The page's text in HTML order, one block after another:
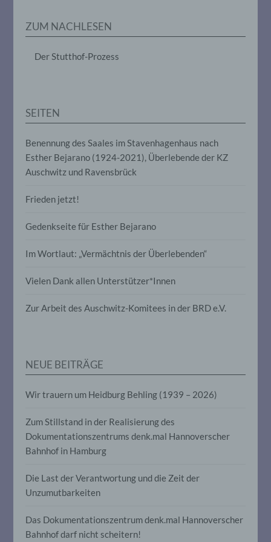
ZUM NACHLESEN
Der Stutthof-Prozess
SEITEN
Benennung des Saales im Stavenhagenhaus nach
Esther Bejarano (1924-2021), Überlebende der KZ
Auschwitz und Ravensbrück
Frieden jetzt!
Gedenkseite für Esther Bejarano
Im Wortlaut: „Vermächtnis der Überlebenden“
Vielen Dank allen Unterstützer*Innen
Zur Arbeit des Auschwitz-Komitees in der BRD e.V.
NEUE BEITRÄGE
Wir trauern um Heidburg Behling (1939 – 2026)
Zum Stillstand in der Realisierung des
Dokumentationszentrums denk.mal Hannoverscher
Bahnhof in Hamburg
Die Last der Verantwortung und die Zeit der
Unzumutbarkeiten
Das Dokumentationszentrum denk.mal Hannoverscher
Bahnhof darf nicht scheitern!
Anpassung oder Veränderung, das
Auslesen, das Abfragen, die Verwendung,
Verbreitung oder eine andere Form der
Einschränkung der Verarbeitung ist die
Markierung gespeicherter
e) Profiling
Profiling ist jede Art der automatisierten
die darin besteht, dass diese
werden, um bestimmte persönliche
Aspekte, die sich auf eine natürliche
Gesundheit, persönlicher Vorlieben,
Interessen, Zuverlässigkeit, Verhalten,
natürlichen Person zu analysieren oder
vorherzusagen.
f) Pseudonymisierung
personenbezogener Daten in einer Weise,
auf welche die personenbezogenen Daten
spezifischen betroffenen Person
zugeordnet werden können, sofern diese